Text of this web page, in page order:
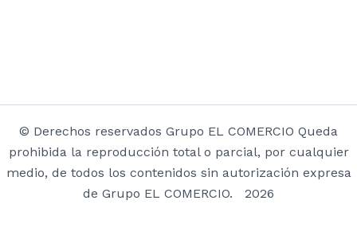
© Derechos reservados Grupo EL COMERCIO Queda
prohibida la reproducción total o parcial, por cualquier
medio, de todos los contenidos sin autorización expresa
de Grupo EL COMERCIO. 2026